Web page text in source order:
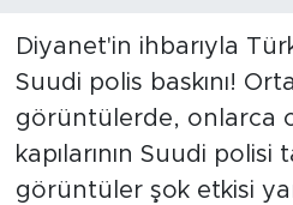
Diyanet'in ihbarıyla
Suudi polis baskını!
görüntülerde, onlarca
kapılarının Suudi polisi
görüntüler şok etkisi
POLİTİKA
EKONOMİ